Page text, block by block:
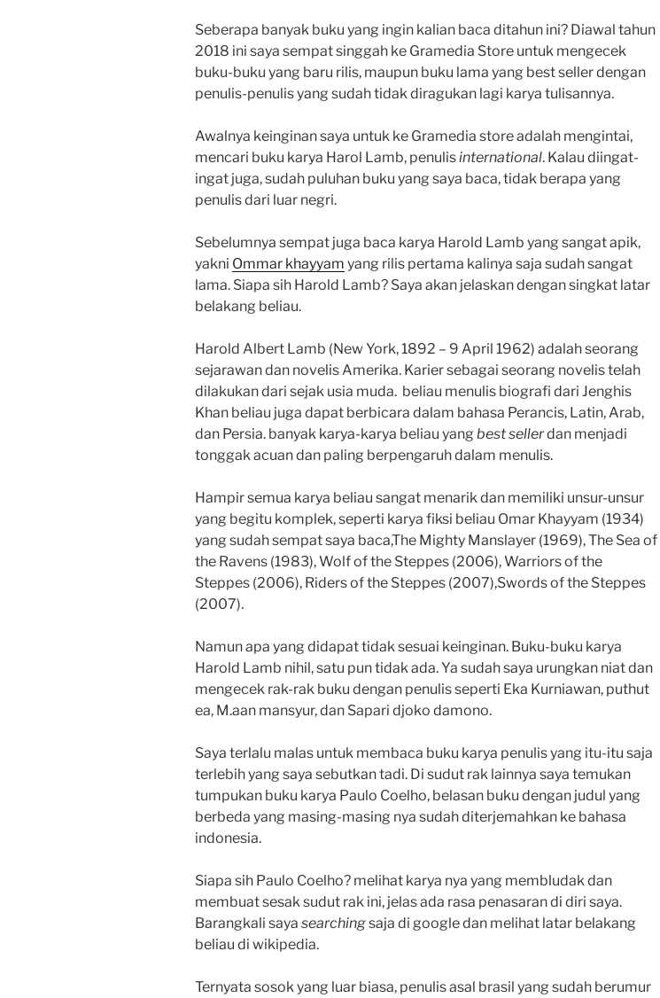
Seberapa banyak buku yang ingin kalian baca ditahun ini? Diawal tahun
2018 ini saya sempat singgah ke Gramedia Store untuk mengecek
buku-buku yang baru rilis, maupun buku lama yang best seller dengan
penulis-penulis yang sudah tidak diragukan lagi karya tulisannya.
Awalnya keinginan saya untuk ke Gramedia store adalah mengintai,
mencari buku karya Harol Lamb, penulisinternational. Kalau diingat-
ingat juga, sudah puluhan buku yang saya baca, tidak berapa yang
penulis dari luar negri.
Sebelumnya sempat juga baca karya Harold Lamb yang sangat apik,
yakni Ommar khayyam yang rilis pertama kalinya saja sudah sangat
lama. Siapa sih Harold Lamb? Saya akan jelaskan dengan singkat latar
belakang beliau.
Harold Albert Lamb (New York, 1892 – 9 April 1962) adalah seorang
sejarawan dan novelis Amerika. Karier sebagai seorang novelis telah
dilakukan dari sejak usia muda. beliau menulis biografi dari Jenghis
Khan beliau juga dapat berbicara dalam bahasa Perancis, Latin, Arab,
dan Persia. banyak karya-karya beliau yang best sellerdan menjadi
tonggak acuan dan paling berpengaruh dalam menulis.
Hampir semua karya beliau sangat menarik dan memiliki unsur-unsur
yang begitu komplek, seperti karya fiksi beliau Omar Khayyam (1934)
yang sudah sempat saya baca,The Mighty Manslayer (1969), The Sea of
the Ravens (1983), Wolf of the Steppes (2006), Warriors of the
Steppes (2006), Riders of the Steppes (2007),Swords of the Steppes
(2007).
Namun apa yang didapat tidak sesuai keinginan. Buku-buku karya
Harold Lamb nihil, satu pun tidak ada. Ya sudah saya urungkan niat dan
mengecek rak-rak buku dengan penulis seperti Eka Kurniawan, puthut
ea, M.aan mansyur, dan Sapari djoko damono.
Saya terlalu malas untuk membaca buku karya penulis yang itu-itu saja
terlebih yang saya sebutkan tadi. Di sudut rak lainnya saya temukan
tumpukan buku karya Paulo Coelho, belasan buku dengan judul yang
berbeda yang masing-masing nya sudah diterjemahkan ke bahasa
indonesia.
Siapa sih Paulo Coelho? melihat karya nya yang membludak dan
membuat sesak sudut rak ini, jelas ada rasa penasaran di diri saya.
Barangkali saya searchingsaja di google dan melihat latar belakang
beliau di wikipedia.
Ternyata sosok yang luar biasa, penulis asal brasil yang sudah berumur